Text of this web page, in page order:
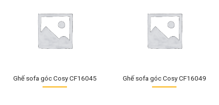
Ghế sofa góc Cosy CF16045 Ghế sofa góc Cosy CF16049